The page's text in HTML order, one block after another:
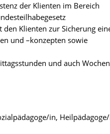
der Klienten im Bereich
Klienten zur Sicherung
und –konzepten sowie
und auch
in,